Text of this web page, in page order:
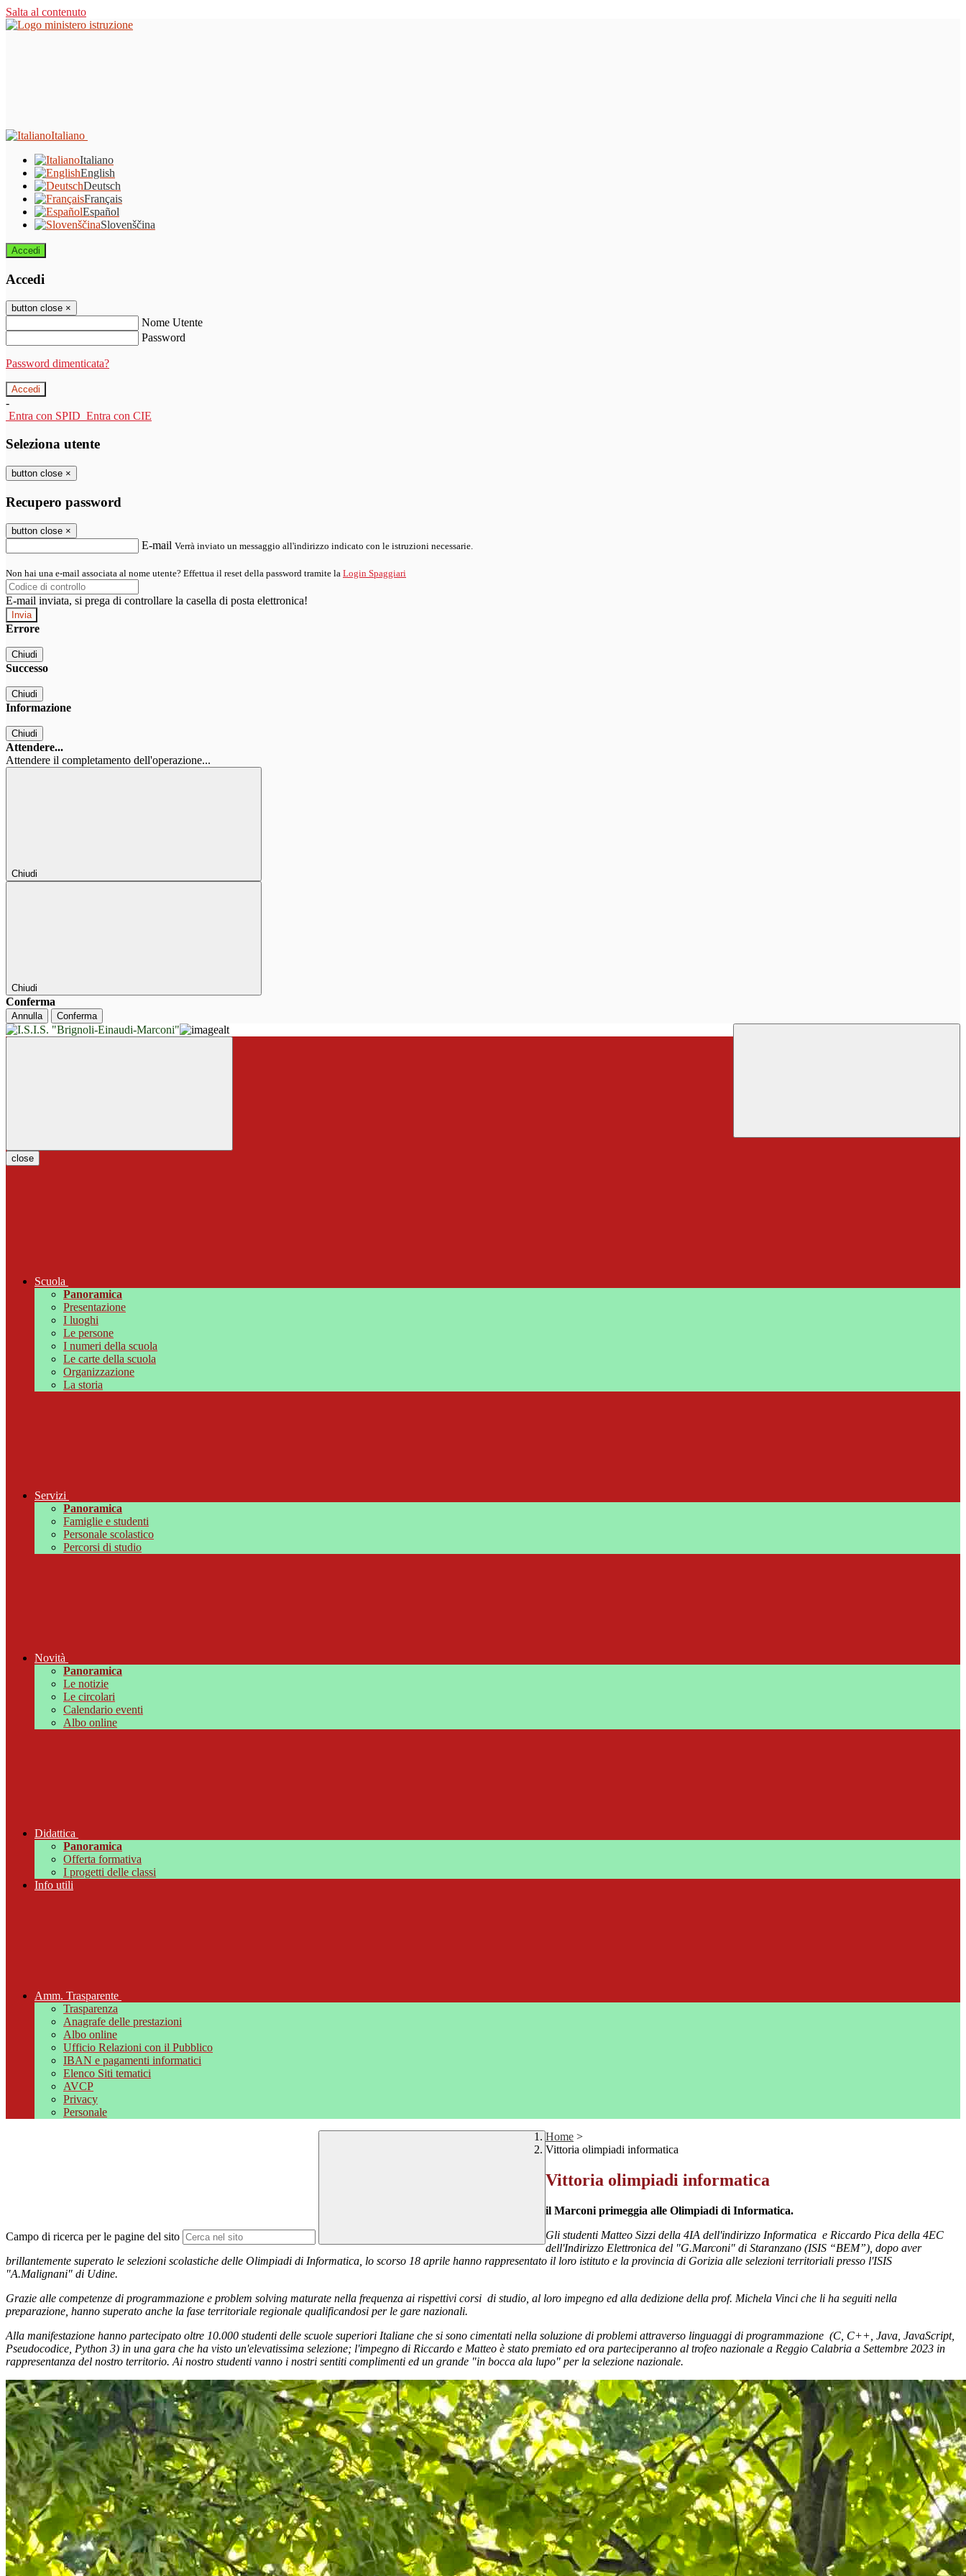
Salta al contenuto
Italiano
Italiano
English
Deutsch
Français
Español
Slovenščina
Accedi
Accedi
button close ×
Nome Utente
Password
Password dimenticata?
-
Entra con SPID Entra con CIE
Seleziona utente
button close ×
Recupero password
button close ×
E-mail Verrà inviato un messaggio all'indirizzo indicato con le istruzioni necessarie.
Non hai una e-mail associata al nome utente? Effettua il reset della password tramite la Login Spaggiari
E-mail inviata, si prega di controllare la casella di posta elettronica!
Errore
Chiudi
Successo
Chiudi
Informazione
Chiudi
Attendere...
Attendere il completamento dell'operazione...
Chiudi
Chiudi
Conferma
Annulla Conferma
close
Scuola
Panoramica
Presentazione
I luoghi
Le persone
I numeri della scuola
Le carte della scuola
Organizzazione
La storia
Servizi
Panoramica
Famiglie e studenti
Personale scolastico
Percorsi di studio
Novità
Panoramica
Le notizie
Le circolari
Calendario eventi
Albo online
Didattica
Panoramica
Offerta formativa
I progetti delle classi
Info utili
Amm. Trasparente
Trasparenza
Anagrafe delle prestazioni
Albo online
Ufficio Relazioni con il Pubblico
IBAN e pagamenti informatici
Elenco Siti tematici
AVCP
Privacy
Personale
Campo di ricerca per le pagine del sito
Home >
Vittoria olimpiadi informatica
Vittoria olimpiadi informatica
il Marconi primeggia alle Olimpiadi di Informatica.
Gli studenti Matteo Sizzi della 4IA dell'indirizzo Informatica e Riccardo Pica della 4EC
dell'Indirizzo Elettronica del "G.Marconi" di Staranzano (ISIS “BEM”), dopo aver
brillantemente superato le selezioni scolastiche delle Olimpiadi di Informatica, lo scorso 18 aprile hanno rappresentato il loro istituto e la provincia di Gorizia alle selezioni territoriali presso l'ISIS
"A.Malignani" di Udine.
Grazie alle competenze di programmazione e problem solving maturate nella frequenza ai rispettivi corsi di studio, al loro impegno ed alla dedizione della prof. Michela Vinci che li ha seguiti nella
preparazione, hanno superato anche la fase territoriale regionale qualificandosi per le gare nazionali.
Alla manifestazione hanno partecipato oltre 10.000 studenti delle scuole superiori Italiane che si sono cimentati nella soluzione di problemi attraverso linguaggi di programmazione (C, C++, Java, JavaScript,
Pseudocodice, Python 3) in una gara che ha visto un'elevatissima selezione; l'impegno di Riccardo e Matteo è stato premiato ed ora parteciperanno al trofeo nazionale a Reggio Calabria a Settembre 2023 in
rappresentanza del nostro territorio. Ai nostro studenti vanno i nostri sentiti complimenti ed un grande "in bocca ala lupo" per la selezione nazionale.